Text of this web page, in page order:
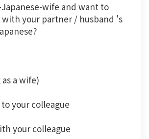
wife and want to
your partner / husband 's
a wife)
your colleague
your colleague